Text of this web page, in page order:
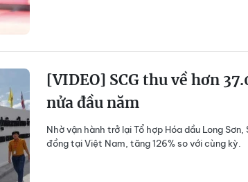
[VIDEO] SCG thu về hơn
nửa đầu năm
Nhờ vận hành trở lại Tổ hợp Hóa dầu Long
đồng tại Việt Nam, tăng 126% so với cùng kỳ.